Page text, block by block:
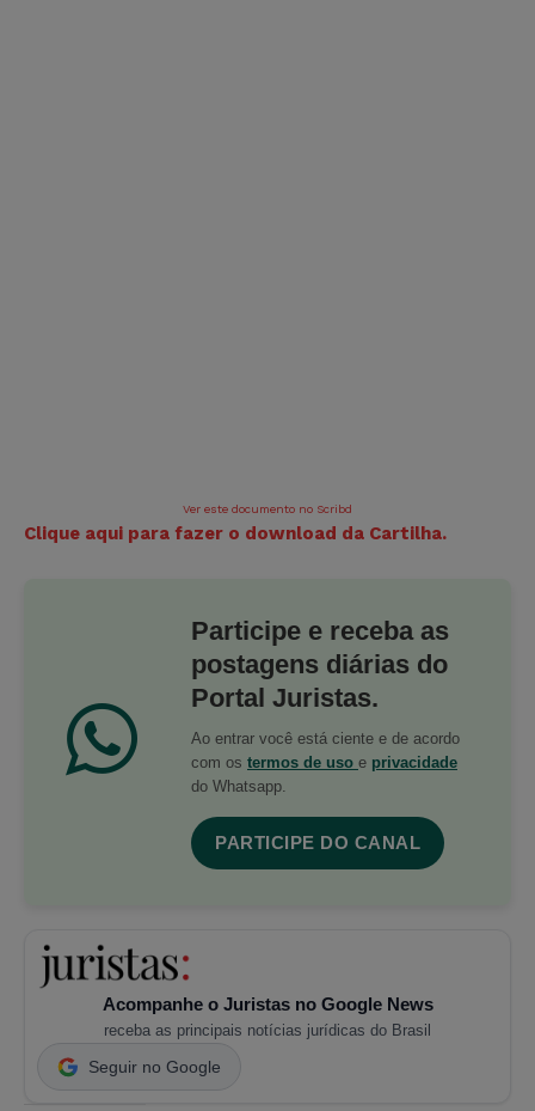
Ver este documento no Scribd
Clique aqui para fazer o download da Cartilha.
Participe e receba as
postagens diárias do
Portal Juristas.
Ao entrar você está ciente e de acordo
com os termos de uso e privacidade
do Whatsapp.
PARTICIPE DO CANAL
Acompanhe o Juristas no Google News
receba as principais notícias jurídicas do Brasil
Seguir no Google